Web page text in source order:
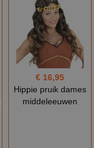
€ 16,95
Hippie pruik dames
middeleeuwen